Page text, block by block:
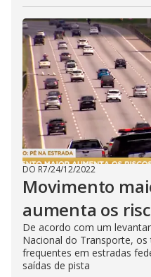
DO R7/24/12/2022
Movimento
aumenta os
De acordo com um
Nacional do Transporte,
frequentes em estradas
saídas de pista